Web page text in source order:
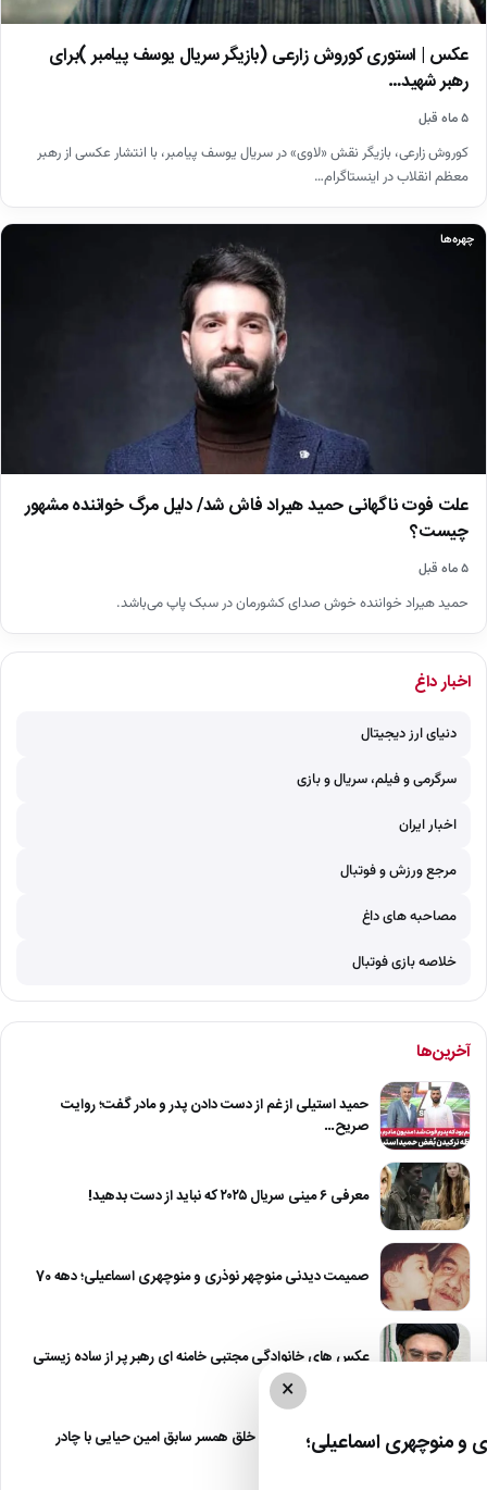
عکس | استوری کوروش زارعی (بازیگر سریال یوسف پیامبر )برای
رهبر شهید…
۵ ماه قبل
کوروش زارعی، بازیگر نقش «لاوی» در سریال یوسف پیامبر، با انتشار عکسی از رهبر
معظم انقلاب در اینستاگرام…
چهره‌ها
علت فوت ناگهانی حمید هیراد فاش شد/ دلیل مرگ خواننده مشهور
چیست؟
۵ ماه قبل
حمید هیراد خواننده خوش صدای کشورمان در سبک پاپ می‌باشد.
اخبار داغ
دنیای ارز دیجیتال
سرگرمی و فیلم، سریال و بازی
اخبار ایران
مرجع ورزش و فوتبال
مصاحبه های داغ
خلاصه بازی فوتبال
آخرین‌ها
حمید استیلی از غم از دست دادن پدر و مادر گفت؛ روایت
صریح…
معرفی ۶ مینی سریال ۲۰۲۵ که نباید از دست بدهید!
صمیمت دیدنی منوچهر نوذری و منوچهری اسماعیلی؛ دهه 70
عکس های خانوادگی مجتبی خامنه ای رهبر پر از ساده زیستی
عکس| نیلوفر خوش خلق همسر سابق امین حیایی با چادر
×
منوچهری اسماعیلی؛